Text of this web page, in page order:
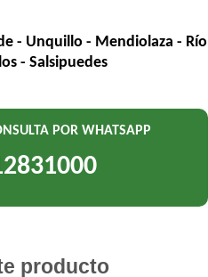
- Unquillo - Mendiolaza - Río
- Salsipuedes
POR WHATSAPP
producto